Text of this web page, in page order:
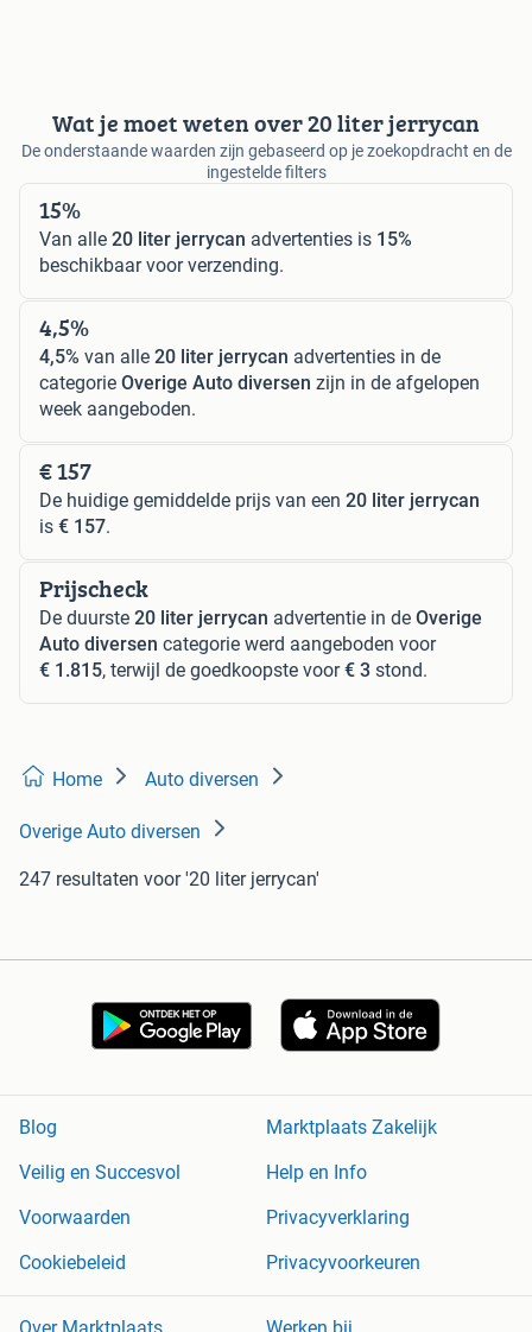
Wat je moet weten over 20 liter jerrycan
De onderstaande waarden zijn gebaseerd op je zoekopdracht en de
ingestelde filters
15%
Van alle 20 liter jerrycan advertenties is 15%
beschikbaar voor verzending.
4,5%
4,5% van alle 20 liter jerrycan advertenties in de
categorie Overige Auto diversen zijn in de afgelopen
week aangeboden.
€ 157
De huidige gemiddelde prijs van een 20 liter jerrycan
is € 157.
Prijscheck
De duurste 20 liter jerrycan advertentie in de Overige
Auto diversen categorie werd aangeboden voor
€ 1.815, terwijl de goedkoopste voor€ 3 stond.
Home Auto diversen
Overige Auto diversen
247 resultaten voor '20 liter jerrycan'
Blog
Marktplaats Zakelijk
Veilig en Succesvol
Help en Info
Voorwaarden
Privacyverklaring
Cookiebeleid
Privacyvoorkeuren